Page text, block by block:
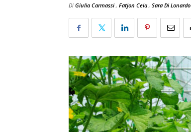
Di Giulia Carmassi , Fatjon Cela , Sara Di Lonardo